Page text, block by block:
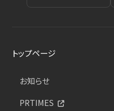
トップページ
お知らせ
PRTIMES